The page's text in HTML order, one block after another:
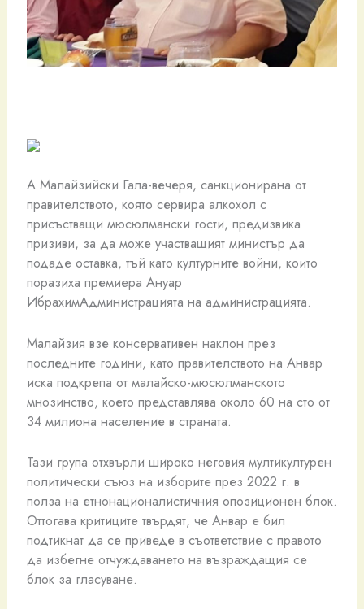
A Малайзийски Гала-вечеря, санкционирана от
правителството, която сервира алкохол с
присъстващи мюсюлмански гости, предизвика
призиви, за да може участващият министър да
подаде оставка, тъй като културните войни, които
поразиха премиера Ануар
ИбрахимАдминистрацията на администрацията.
Малайзия взе консервативен наклон през
последните години, като правителството на Анвар
иска подкрепа от малайско-мюсюлманското
мнозинство, което представлява около 60 на сто от
34 милиона население в страната.
Тази група отхвърли широко неговия мултикултурен
политически съюз на изборите през 2022 г. в
полза на етнонационалистичния опозиционен блок.
Оттогава критиците твърдят, че Анвар е бил
подтикнат да се приведе в съответствие с правото
да избегне отчуждаването на възраждащия се
блок за гласуване.